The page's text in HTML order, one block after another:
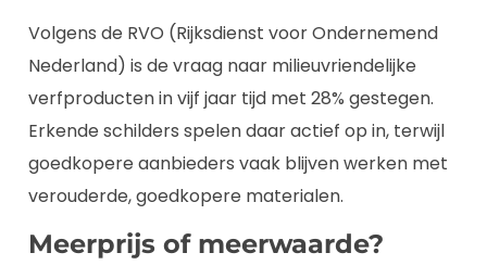
Volgens de RVO (Rijksdienst voor Ondernemend
Nederland) is de vraag naar milieuvriendelijke
verfproducten in vijf jaar tijd met 28% gestegen.
Erkende schilders spelen daar actief op in, terwijl
goedkopere aanbieders vaak blijven werken met
verouderde, goedkopere materialen.
Meerprijs of meerwaarde?